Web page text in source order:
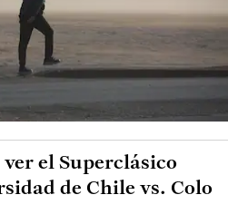
el Superclásico
de Chile vs. Colo